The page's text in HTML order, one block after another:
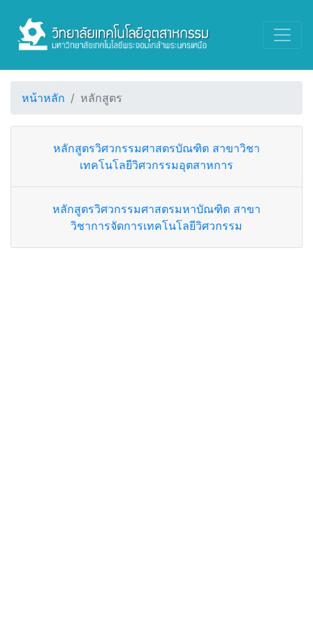
หน้าหลัก หลักสูตร
หลักสูตรวิศวกรรมศาสตรบัณฑิต สาขาวิชา
เทคโนโลยีวิศวกรรมอุตสาหการ
หลักสูตรวิศวกรรมศาสตรมหาบัณฑิต สาขา
วิชาการจัดการเทคโนโลยีวิศวกรรม